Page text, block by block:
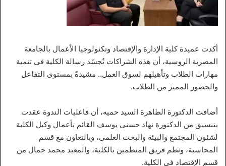
أكدت عميدة كلية الإدارة والإقتصاد وتكنولوجيا الأعمال بالجامعة
المصرية الروسية، أن هذه الشراكات تُجسّد رسالة الكلية فى تنمية
مهارات الطلاب وتأهيلهم لسوق العمل.. مشيدةً بمستوى التفاعل
والحضور المميز من الطلاب.
أضافت الدكتورة الطاهرة السيد حميه، أن فاعليات الندوة عقدت
بتنسيق من الدكتورة نهاد حسنى يوسف القائم بأعمال وكيل الكلية
لشئون المجتمع والبيئة والبحث العلمى، وبالتعاون مع قسم
المحاسبة، ونظم فريق المنظمين بالكلية، والمعيد محمد جمال من
قسم الإقتصاد فى الكلية.